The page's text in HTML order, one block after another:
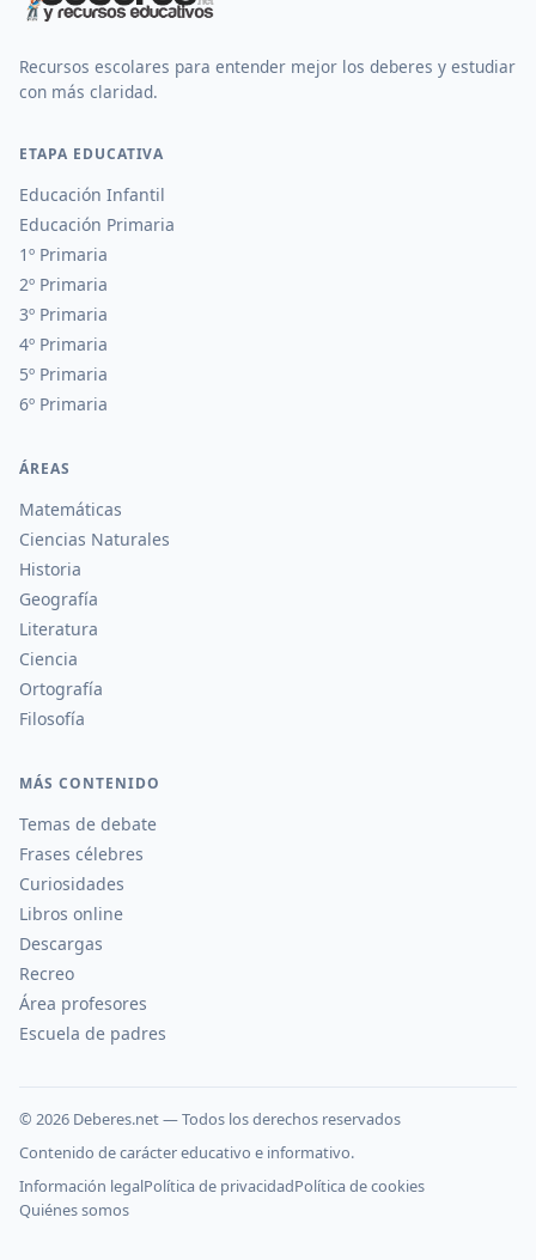
Recursos escolares para entender mejor los deberes y estudiar
con más claridad.
ETAPA EDUCATIVA
Educación Infantil
Educación Primaria
1º Primaria
2º Primaria
3º Primaria
4º Primaria
5º Primaria
6º Primaria
ÁREAS
Matemáticas
Ciencias Naturales
Historia
Geografía
Literatura
Ciencia
Ortografía
Filosofía
MÁS CONTENIDO
Temas de debate
Frases célebres
Curiosidades
Libros online
Descargas
Recreo
Área profesores
Escuela de padres
© 2026 Deberes.net — Todos los derechos reservados
Contenido de carácter educativo e informativo.
Información legalPolítica de privacidadPolítica de cookies
Quiénes somos